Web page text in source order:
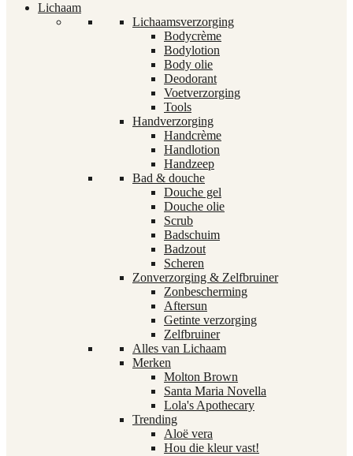
Lichaam
Lichaamsverzorging
Bodycrème
Bodylotion
Body olie
Deodorant
Voetverzorging
Tools
Handverzorging
Handcrème
Handlotion
Handzeep
Bad & douche
Douche gel
Douche olie
Scrub
Badschuim
Badzout
Scheren
Zonverzorging & Zelfbruiner
Zonbescherming
Aftersun
Getinte verzorging
Zelfbruiner
Alles van Lichaam
Merken
Molton Brown
Santa Maria Novella
Lola's Apothecary
Trending
Aloë vera
Hou die kleur vast!